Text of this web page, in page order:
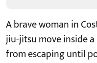
A brave woman in
jiu-jitsu move inside
from escaping until